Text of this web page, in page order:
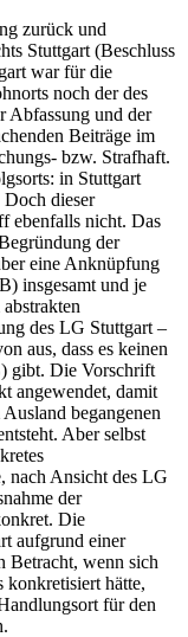
zurück und
Stuttgart (Beschluss
war für die
noch der des
Abfassung und der
Beiträge im
bzw. Strafhaft.
in Stuttgart
Doch dieser
ebenfalls nicht. Das
der
eine Anknüpfung
insgesamt und je
des LG Stuttgart –
aus, dass es keinen
gibt. Die Vorschrift
angewendet, damit
begangenen
Aber selbst
nach Ansicht des LG
der
Die
aufgrund einer
Betracht, wenn sich
konkretisiert hätte,
für den